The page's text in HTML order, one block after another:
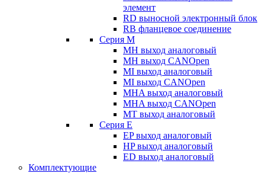
элемент
RD выносной электронный блок
RB фланцевое соединение
Серия M
MH выход аналоговый
MH выход CANOpen
MI выход аналоговый
MI выход CANOpen
MHA выход аналоговый
MHA выход CANOpen
MT выход аналоговый
Серия E
EP выход аналоговый
HP выход аналоговый
ED выход аналоговый
Комплектующие